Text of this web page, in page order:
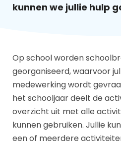
kunnen we jullie hulp
Op school worden
georganiseerd, waarvoor
medewerking wordt
het schooljaar deelt de
overzicht uit met alle
kunnen gebruiken. Jullie
een of meerdere